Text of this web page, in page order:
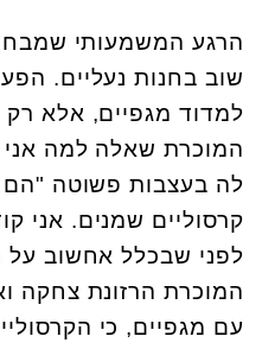
הרגע המשמעותי
שוב בחנות נעליים.
למדוד מגפיים, אלא
המוכרת שאלה למה אני
לה בעצבות פשוטה "הם
לפני שבכלל אחשוב על
המוכרת הרזונת צחקה
עם מגפיים, כי